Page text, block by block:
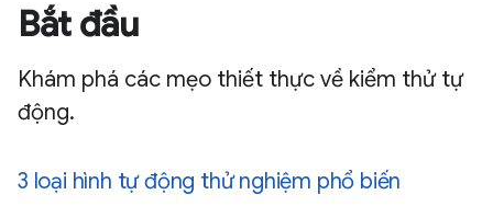
Bắt đầu
Khám phá các mẹo thiết thực về kiểm thử tự
động.
3 loại hình tự động thử nghiệm phổ biến